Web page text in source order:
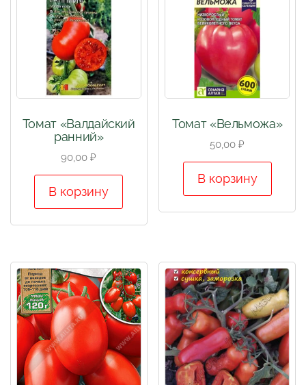
Томат «Валдайский
ранний»
90,00₽
В корзину
Томат «Вельможа»
50,00₽
В корзину